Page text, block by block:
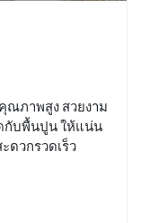
ณภาพสูง สวยงาม
กับพื้นปูน ให้แน่น
ดวกรวดเร็ว